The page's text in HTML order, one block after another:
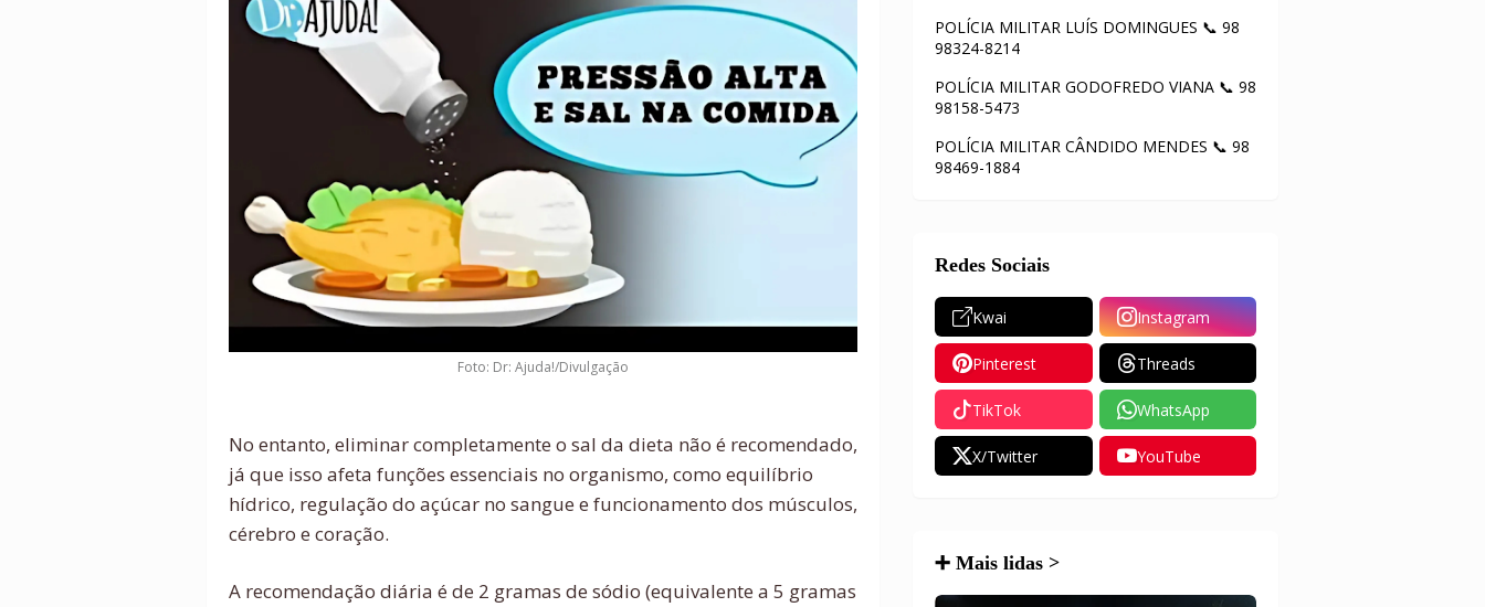
Foto: Dr: Ajuda!/Divulgação
No entanto, eliminar completamente o sal da dieta não é recomendado,
já que isso afeta funções essenciais no organismo, como equilíbrio
hídrico, regulação do açúcar no sangue e funcionamento dos músculos,
cérebro e coração.
A recomendação diária é de 2 gramas de sódio (equivalente a 5 gramas
POLÍCIA MILITAR LUÍS DOMINGUES 📞 98
98324-8214
POLÍCIA MILITAR GODOFREDO VIANA 📞 98
98158-5473
POLÍCIA MILITAR CÂNDIDO MENDES 📞 98
98469-1884
Redes Sociais
Kwai Instagram
Pinterest Threads
TikTok WhatsApp
X/Twitter YouTube
➕ Mais lidas >